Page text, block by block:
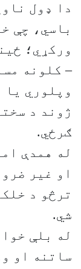
دا ډول
باسي، چې
ورکړي؛
– کلونه
وپلوري یا
ژوند د
ګرځي.
له همدې
او غیر
ترڅو د
شي.
له بلې
ساتنه او